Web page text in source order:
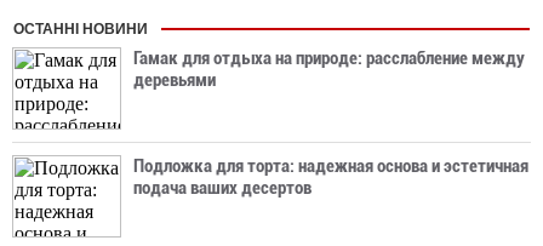
ОСТАННІ НОВИНИ
Гамак для отдыха на природе: расслабление между
деревьями
Подложка для торта: надежная основа и эстетичная
подача ваших десертов